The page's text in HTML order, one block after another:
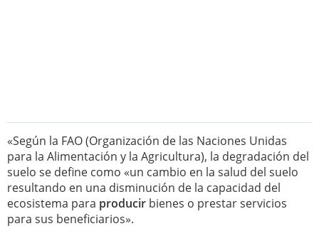
«Según la FAO (Organización de las Naciones Unidas
para la Alimentación y la Agricultura), la degradación del
suelo se define como «un cambio en la salud del suelo
resultando en una disminución de la capacidad del
ecosistema para producir bienes o prestar servicios
para sus beneficiarios».